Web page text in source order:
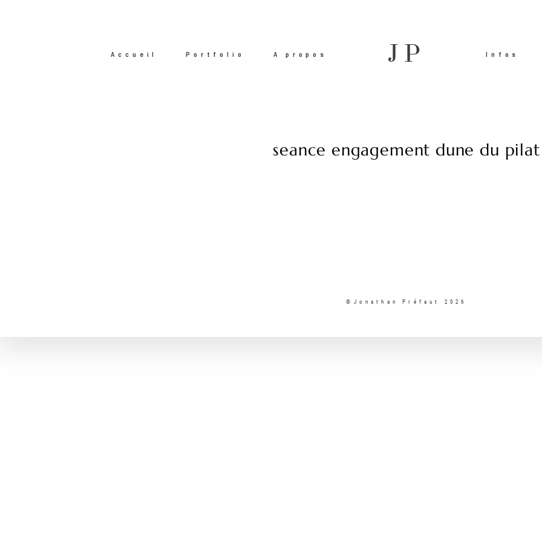
Accueil Portfolio A propos JP Infos
seance engagement dune du pilat
©Jonathan Préfaut 2026